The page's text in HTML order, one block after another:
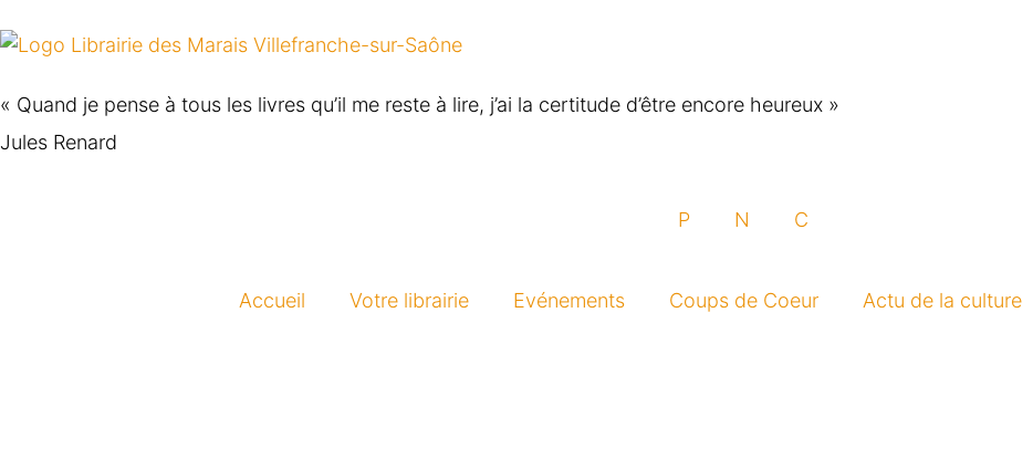
« Quand je pense à tous les livres qu’il me reste à lire, j’ai la certitude d’être encore heureux »
Jules Renard
P N C
Accueil Votre librairie Evénements Coups de Coeur Actu de la culture